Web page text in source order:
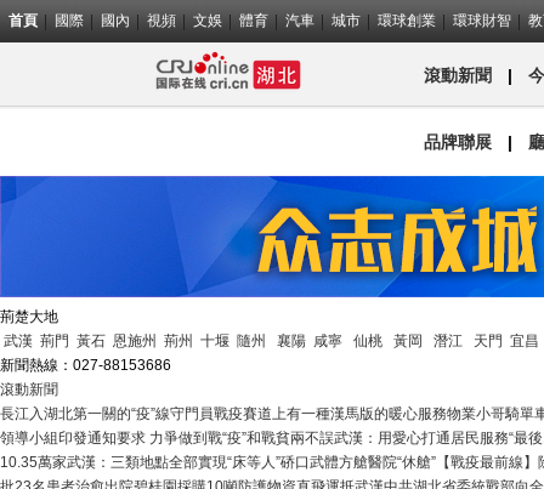
首頁 國際 國內 視頻 文娛 體育 汽車 城市 環球創業 環球財智
滾動新聞 |
品牌聯展 |
荊楚大地
武漢 荊門 黃石 恩施州 荊州 十堰 隨州 襄陽 咸寧 仙桃 黃岡 潛江 天門 宜昌
新聞熱線：027-88153686
滾動新聞
長江入湖北第一關的“疫”線守門員戰疫賽道上有一種漢馬版的暖心服務物業小哥騎單
領導小組印發通知要求 力爭做到戰“疫”和戰貧兩不誤武漢：用愛心打通居民服務“最
10.35萬家武漢：三類地點全部實現“床等人”硚口武體方艙醫院“休艙” 【戰疫最前線